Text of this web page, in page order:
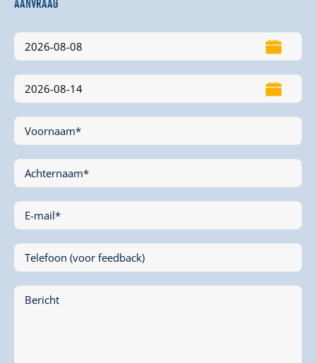
Voornaam*
Achternaam*
E-mail*
Telefoon (voor feedback)
Bericht